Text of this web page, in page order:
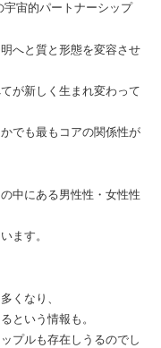
宙的パートナーシップ
へと質と形態を変容させ
が新しく生まれ変わって
でも最もコアの関係性が
中にある男性性・女性性
ます。
くなり、
という情報も。
プルも存在しうるのでし